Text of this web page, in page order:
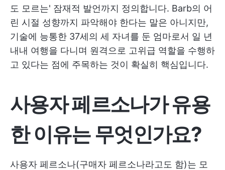
도 모르는' 잠재적 발언까지 정의합니다. Barb의 어
린 시절 성향까지 파악해야 한다는 말은 아니지만,
기술에 능통한 37세의 세 자녀를 둔 엄마로서 일 년
내내 여행을 다니며 원격으로 고위급 역할을 수행하
고 있다는 점에 주목하는 것이 확실히 핵심입니다.
사용자 페르소나가 유용
한 이유는 무엇인가요?
사용자 페르소나(구매자 페르소나라고도 함)는 모